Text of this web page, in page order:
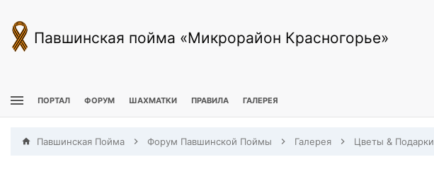
Павшинская пойма «Микрорайон Красногорье»
ПОРТАЛ ФОРУМ ШАХМАТКИ ПРАВИЛА ГАЛЕРЕЯ
Павшинская Пойма Форум Павшинской Поймы Галерея Цветы & Подарки